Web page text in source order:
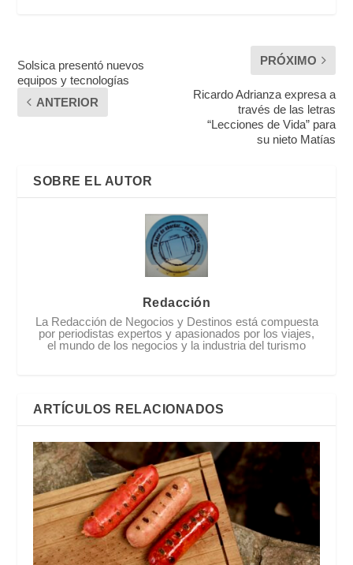
Solsica presentó nuevos
equipos y tecnologías
ANTERIOR
PRÓXIMO
Ricardo Adrianza expresa a
través de las letras
“Lecciones de Vida” para
su nieto Matías
SOBRE EL AUTOR
Redacción
La Redacción de Negocios y Destinos está compuesta
por periodistas expertos y apasionados por los viajes,
el mundo de los negocios y la industria del turismo
ARTÍCULOS RELACIONADOS